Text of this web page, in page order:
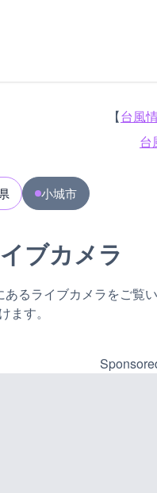
【台風
台
小城市
ブカメラ
るライブカメラをご覧い
す。